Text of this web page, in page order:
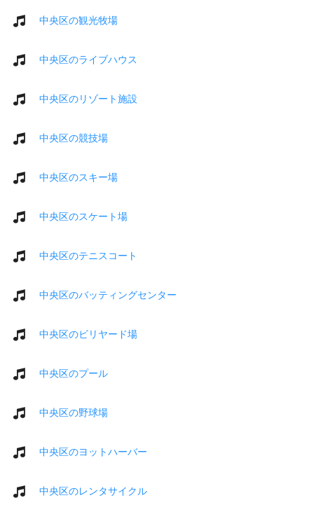
中央区の観光牧場
中央区のライブハウス
中央区のリゾート施設
中央区の競技場
中央区のスキー場
中央区のスケート場
中央区のテニスコート
中央区のバッティングセンター
中央区のビリヤード場
中央区のプール
中央区の野球場
中央区のヨットハーバー
中央区のレンタサイクル